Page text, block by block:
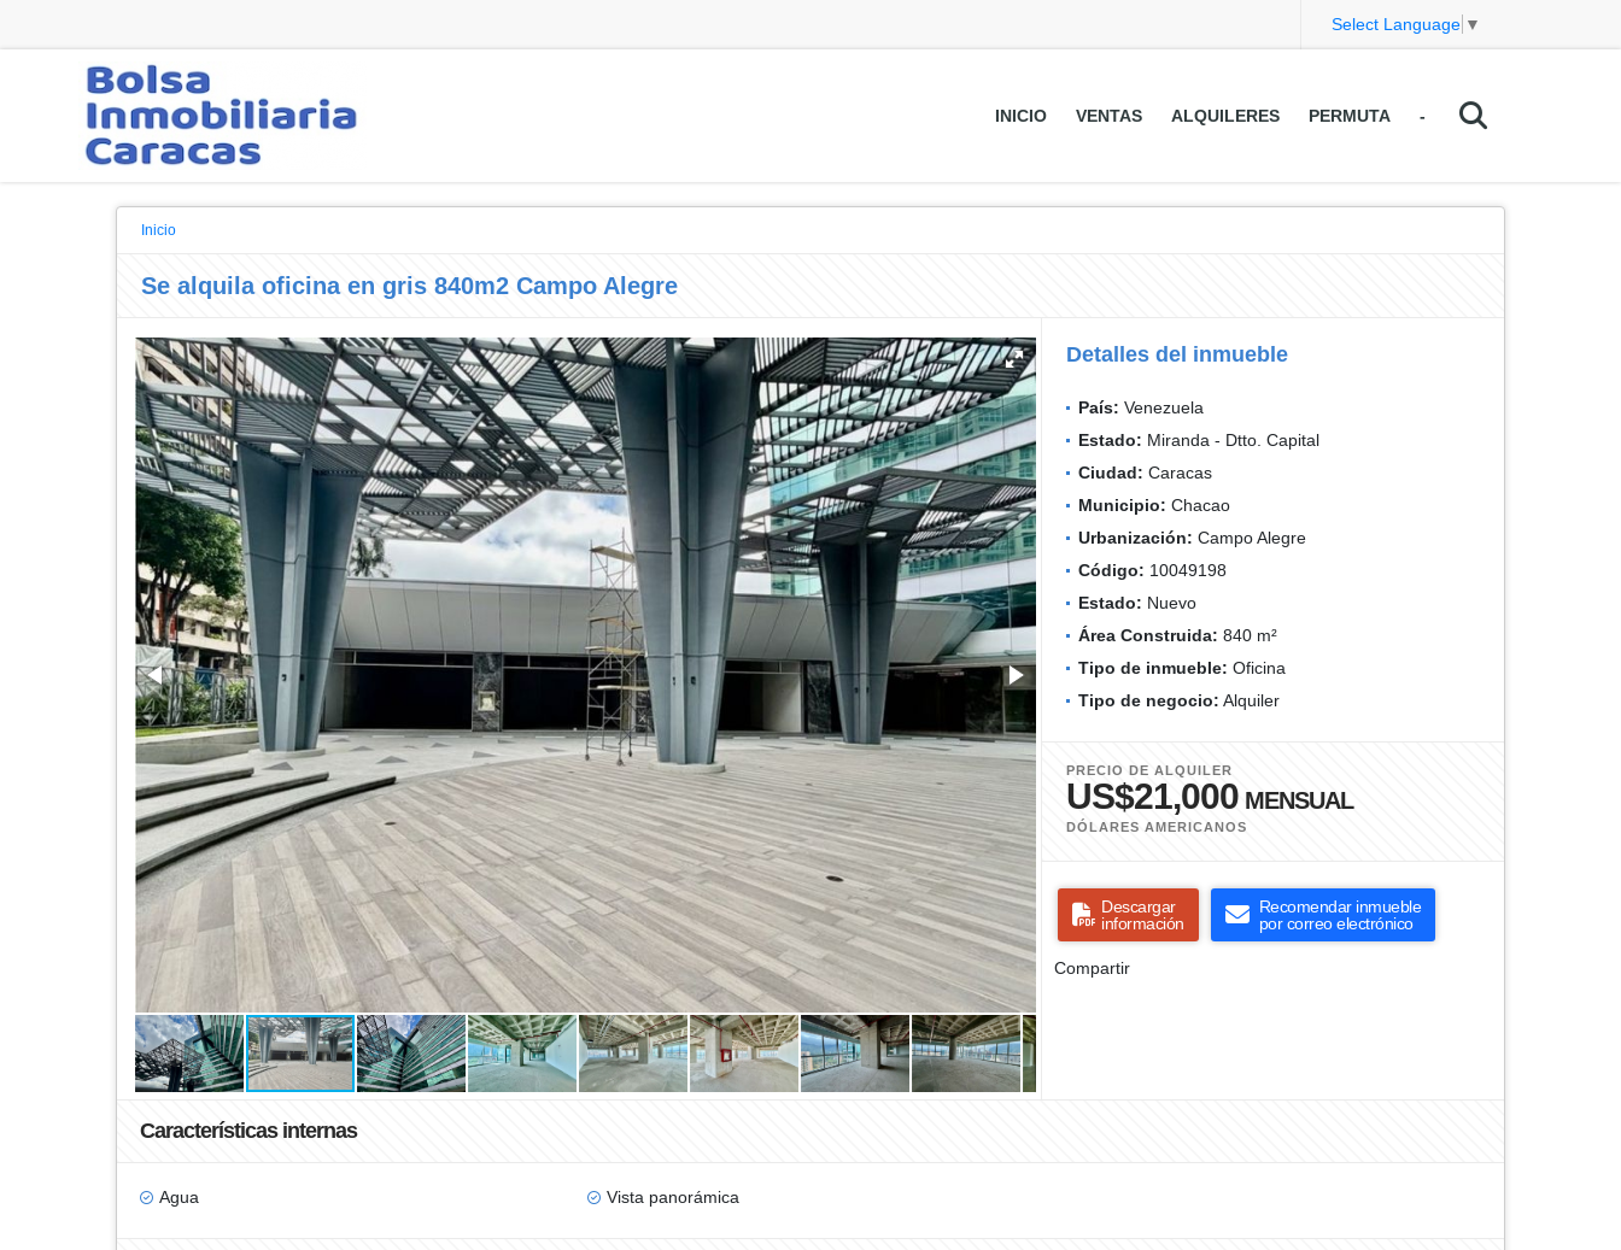
Select Language ▼
INICIO VENTAS ALQUILERES PERMUTA -
Inicio
Se alquila oficina en gris 840m2 Campo Alegre
Detalles del inmueble
País: Venezuela
Estado: Miranda - Dtto. Capital
Ciudad: Caracas
Municipio: Chacao
Urbanización: Campo Alegre
Código: 10049198
Estado: Nuevo
Área Construida: 840 m²
Tipo de inmueble: Oficina
Tipo de negocio: Alquiler
PRECIO DE ALQUILER
US$21,000 MENSUAL
DÓLARES AMERICANOS
Descargar
información
Recomendar inmueble
por correo electrónico
Compartir
Características internas
Agua Vista panorámica